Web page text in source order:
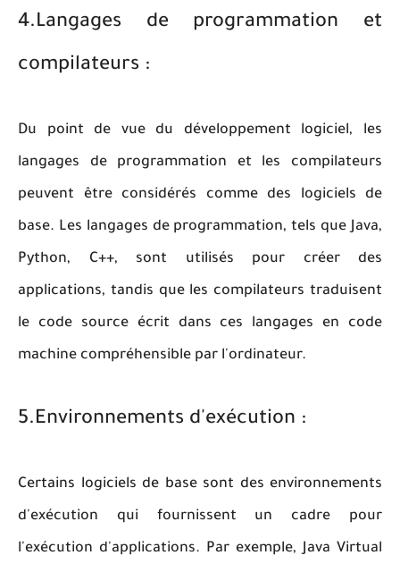
4.Langages de programmation et
compilateurs :
Du point de vue du développement logiciel, les
langages de programmation et les compilateurs
peuvent être considérés comme des logiciels de
base. Les langages de programmation, tels que Java,
Python, C++, sont utilisés pour créer des
applications, tandis que les compilateurs traduisent
le code source écrit dans ces langages en code
machine compréhensible par l'ordinateur.
5.Environnements d'exécution :
Certains logiciels de base sont des environnements
d'exécution qui fournissent un cadre pour
l'exécution d'applications. Par exemple, Java Virtual